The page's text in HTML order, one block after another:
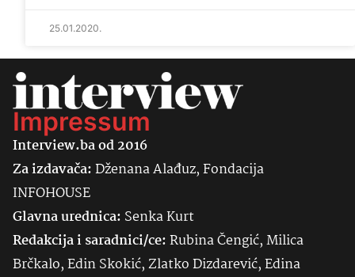
25.01.2020.
Impressum
Interview.ba od 2016
Za izdavača:Dženana Alađuz, Fondacija
INFOHOUSE
Glavna urednica: SenkaKurt
Redakcija i saradnici/ce:Rubina Čengić, Milica
Brčkalo, Edin Skokić, Zlatko Dizdarević, Edina